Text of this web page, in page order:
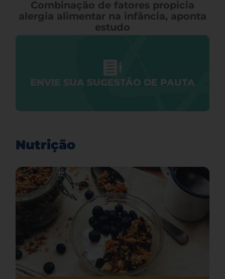
Combinação de fatores propicia
alergia alimentar na infância, aponta
estudo
ENVIE SUA SUGESTÃO DE PAUTA
Nutrição